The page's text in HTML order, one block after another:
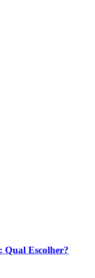
Qual Escolher?